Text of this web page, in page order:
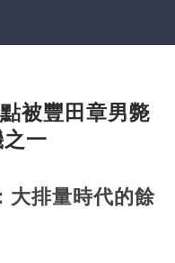
被豐田章男斃
一
大排量時代的餘